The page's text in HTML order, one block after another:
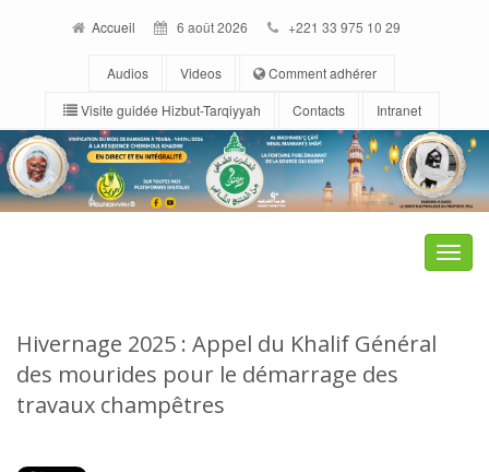
Accueil 6 août 2026 +221 33 975 10 29
Audios Videos
Comment adhérer
Visite guidée Hizbut-Tarqiyyah
Contacts Intranet
Toggle
Hivernage 2025 : Appel du Khalif Général
des mourides pour le démarrage des
travaux champêtres